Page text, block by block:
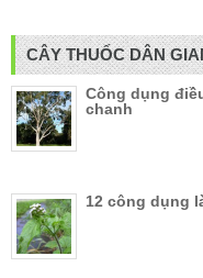
CÂY THUỐC DÂN
Công dụng
chanh
12 công dụng